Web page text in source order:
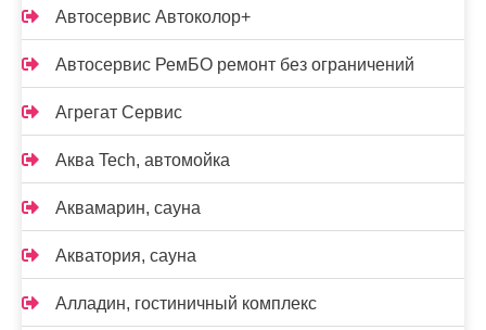
Автосервис Автоколор+
Автосервис РемБО ремонт без ограничений
Агрегат Сервис
Аква Tech, автомойка
Аквамарин, сауна
Акватория, сауна
Алладин, гостиничный комплекс